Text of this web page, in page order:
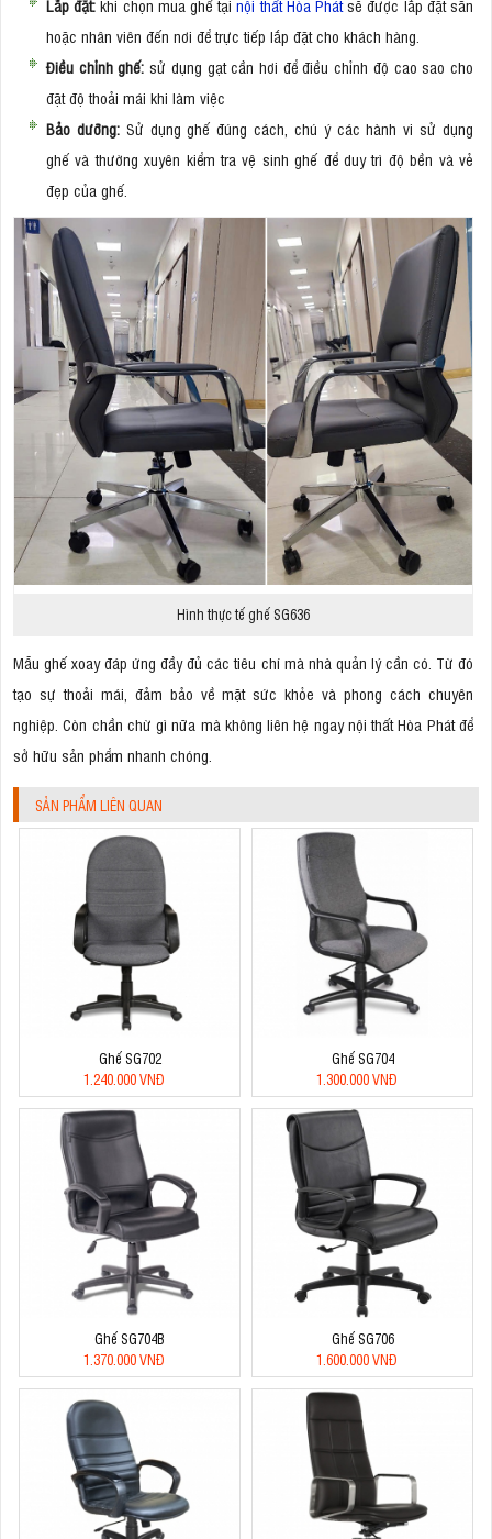
Lắp đặt:khi chọn mua ghế tạinội thất Hòa Phátsẽ được lắp đặt sẵn
hoặc nhân viên đến nơi để trực tiếp lắp đặt cho khách hàng.
Điều chỉnh ghế:sử dụng gạt cần hơi để điều chỉnh độ cao sao cho
đặt độ thoải mái khi làm việc
Bảo dưỡng: Sử dụng ghế đúng cách, chú ý các hành vi sử dụng
ghế và thường xuyên kiểm tra vệ sinh ghế để duy trì độ bền và vẻ
đẹp của ghế.
Hình thực tế ghế SG636
Mẫu ghế xoay đáp ứng đầy đủ các tiêu chí mà nhà quản lý cần có. Từ đó
tạo sự thoải mái, đảm bảo về mặt sức khỏe và phong cách chuyên
nghiệp. Còn chần chừ gì nữa mà không liên hệ ngay nội thất Hòa Phát để
sở hữu sản phẩm nhanh chóng.
SẢN PHẨM LIÊN QUAN
Ghế SG702
1.240.000 VNĐ
Ghế SG704
1.300.000 VNĐ
Ghế SG704B
1.370.000 VNĐ
Ghế SG706
1.600.000 VNĐ